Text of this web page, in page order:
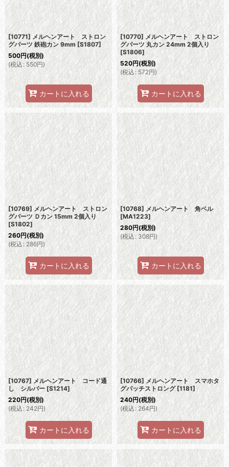
[10771] メルヘンアート ストロン
グパーツ 鉄砲カン 9mm [S1807]
500円(税別)
(税込: 550円)
カートに入れる
[10770] メルヘンアート ストロン
グパーツ 丸カン 24mm 2個入り
[S1806]
520円(税別)
(税込 : 572円)
カートに入れる
[10769] メルヘンアート ストロン
グパーツ Ｄカン 15mm 2個入り
[S1802]
260円(税別)
(税込 : 286円)
カートに入れる
[10768] メルヘンアート 角ベル
[MA1223]
280円(税別)
(税込: 308円)
カートに入れる
[10767] メルヘンアート コード通
し シルバー [S1214]
220円(税別)
(税込: 242円)
カートに入れる
[10766] メルヘンアート スマホタ
グパッチストロング [1181]
240円(税別)
(税込: 264円)
カートに入れる